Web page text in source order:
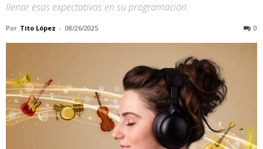
llenar esas expectativas en su programación.
Por Tito López - 08/26/2025 0